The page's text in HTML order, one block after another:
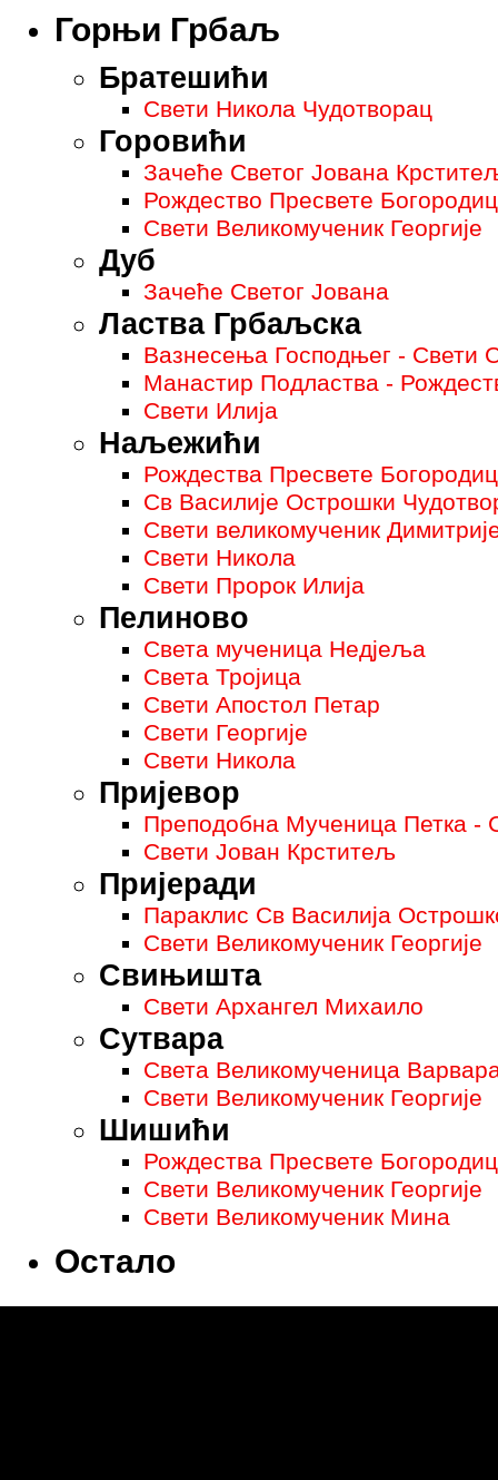
Горњи Грбаљ
Братешићи
Свети Никола Чудотворац
Горовићи
Зачеће Светог Јована
Рождество Пресвете
Свети Великомученик Георгије
Дуб
Зачеће Светог Јована
Ластва Грбаљска
Вазнесења Господњег - Свети
Манастир Подластва -
Свети Илија
Наљежићи
Рождества Пресвете
Св Василије Острошки
Свети великомученик
Свети Никола
Свети Пророк Илија
Пелиново
Света мученица Недјеља
Света Тројица
Свети Апостол Петар
Свети Георгије
Свети Никола
Пријевор
Преподобна Мученица Петка -
Свети Јован Крститељ
Пријеради
Параклис Св Василија
Свети Великомученик Георгије
Свињишта
Свети Архангел Михаило
Сутвара
Света Великомученица
Свети Великомученик Георгије
Шишићи
Рождества Пресвете
Свети Великомученик Георгије
Свети Великомученик Мина
Остало